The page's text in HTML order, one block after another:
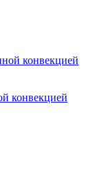
конвекцией